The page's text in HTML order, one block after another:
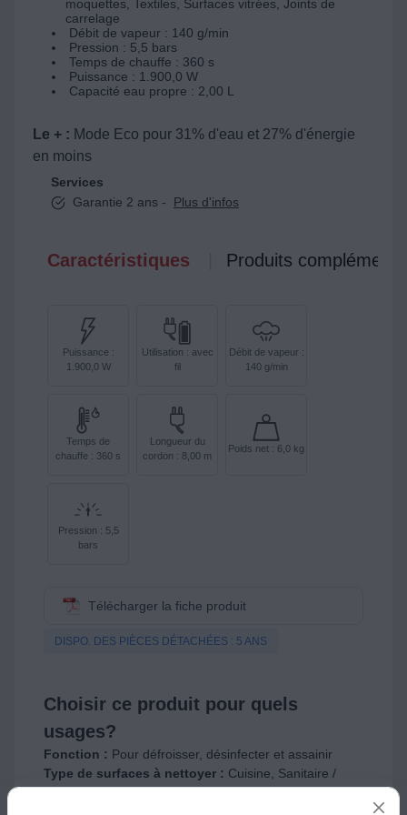
moquettes, Textiles, Surfaces vitrées, Joints de
carrelage
Débit de vapeur : 140 g/min
Pression : 5,5 bars
Temps de chauffe : 360 s
Puissance : 1.900,0 W
Capacité eau propre : 2,00 L
Le + : Mode Eco pour 31% d'eau et 27% d'énergie
en moins
Services
Garantie 2 ans -
Plus d'infos
Caractéristiques Produits
Puissance :
1.900,0 W
Utilisation : avec
fil
Débit de vapeur :
140 g/min
Temps de
chauffe : 360 s
Longueur du
cordon : 8,00 m
Poids net : 6,0 kg
Pression : 5,5
bars
Télécharger la fiche produit
DISPO. DES PIÈCES DÉTACHÉES : 5 ANS
Choisir ce produit pour quels
usages?
Fonction : Pour défroisser, désinfecter et assainir
Type de surfaces à nettoyer : Cuisine, Sanitaire /
salle de bain, Sols durs, Tapis / moquettes, Textiles,